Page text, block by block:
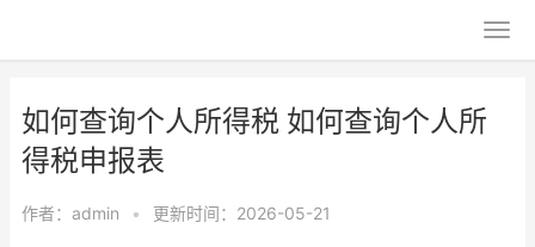
如何查询个人所得税 如何查询个人所
得税申报表
作者： admin • 更新时间：2026-05-21